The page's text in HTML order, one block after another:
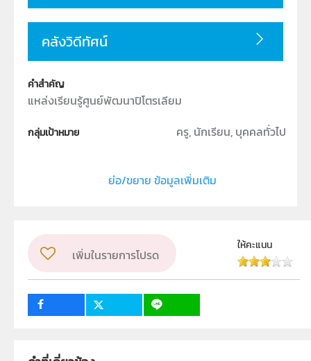
คลังวิดีทัศน์
คำสำคัญ
แหล่งเรียนรู้ศูนย์พัฒนาปิโตรเลียม
กลุ่มเป้าหมาย ครู, นักเรียน, บุคคลทั่วไป
ผู้แต่ง หรือ เจ้าของผลงาน
ฝ่ายนวัตกรรมเพื่อการเรียนรู้
ลิขสิทธิ์
ย่อ/ขยาย ข้อมูลเพิ่มเติม
เพิ่มในรายการโปรด
ให้คะแนน